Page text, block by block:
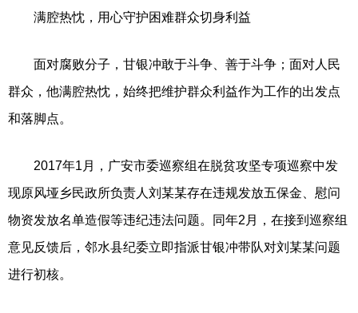
满腔热忱，用心守护困难群众切身利益
面对腐败分子，甘银冲敢于斗争、善于斗争；面对人民
群众，他满腔热忱，始终把维护群众利益作为工作的出发点
和落脚点。
2017年1月，广安市委巡察组在脱贫攻坚专项巡察中发
现原风垭乡民政所负责人刘某某存在违规发放五保金、慰问
物资发放名单造假等违纪违法问题。同年2月，在接到巡察组
意见反馈后，邻水县纪委立即指派甘银冲带队对刘某某问题
进行初核。